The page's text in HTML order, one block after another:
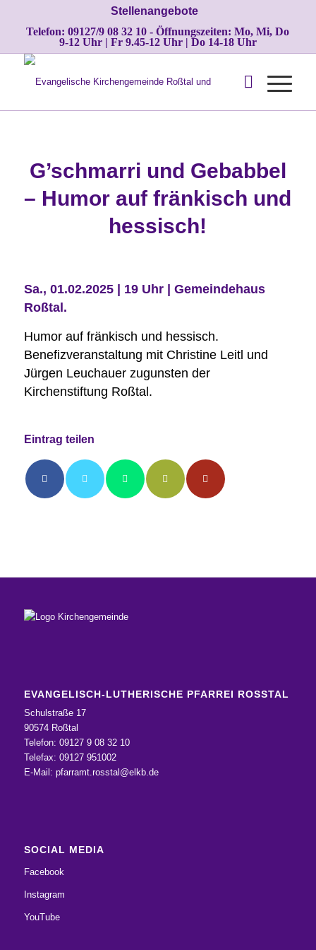
Stellenangebote
Telefon: 09127/9 08 32 10 - Öffnungszeiten: Mo, Mi, Do
9-12 Uhr | Fr 9.45-12 Uhr | Do 14-18 Uhr
G’schmarri und Gebabbel
– Humor auf fränkisch und
hessisch!
Sa., 01.02.2025 | 19 Uhr | Gemeindehaus
Roßtal.
Humor auf fränkisch und hessisch.
Benefizveranstaltung mit Christine Leitl und
Jürgen Leuchauer zugunsten der
Kirchenstiftung Roßtal.
Eintrag teilen
EVANGELISCH-LUTHERISCHE PFARREI ROSSTAL
Schulstraße 17
90574 Roßtal
Telefon: 09127 9 08 32 10
Telefax: 09127 951002
E-Mail: pfarramt.rosstal@elkb.de
SOCIAL MEDIA
Facebook
Instagram
YouTube